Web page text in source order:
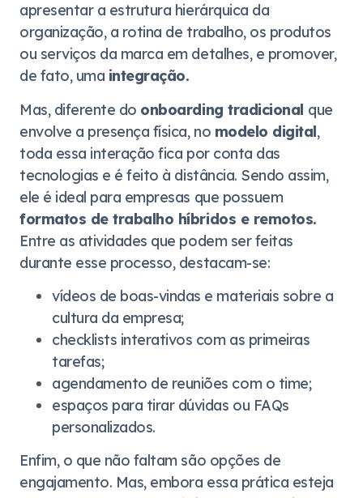
apresentar a estrutura hierárquica da
organização, a rotina de trabalho, os produtos
ou serviços da marca em detalhes, e promover,
de fato, uma integração.
Mas, diferente do onboarding tradicional que
envolve a presença física, no modelo digital,
toda essa interação fica por conta das
tecnologias e é feito à distância. Sendo assim,
ele é ideal para empresas que possuem
formatos de trabalho híbridos e remotos.
Entre as atividades que podem ser feitas
durante esse processo, destacam-se:
vídeos de boas-vindas e materiais sobre a
cultura da empresa;
checklists interativos com as primeiras
tarefas;
agendamento de reuniões com o time;
espaços para tirar dúvidas ou FAQs
personalizados.
Enfim, o que não faltam são opções de
engajamento. Mas, embora essa prática esteja